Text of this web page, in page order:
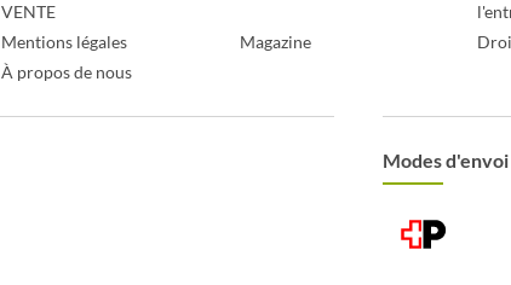
VENTE
Mentions légales
Magazine
À propos de nous
Modes d'envoi